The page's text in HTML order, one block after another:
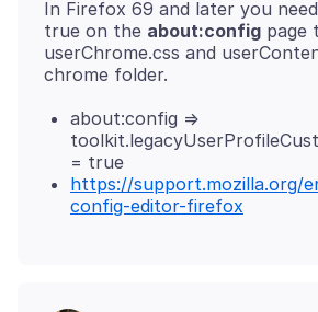
In Firefox 69 and later you
true on the about:config page
userChrome.css and
about:config =>
= true
https://support.mozilla.org/
config-editor-firefox